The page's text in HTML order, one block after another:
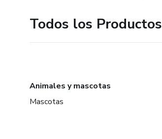
Todos los Productos
Animales y mascotas
Mascotas